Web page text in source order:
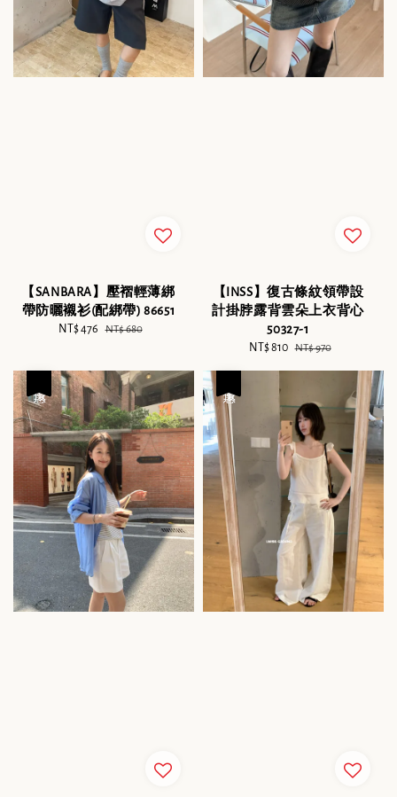
【SANBARA】壓褶輕薄綁
帶防曬襯衫(配綁帶) 86651
Sale
NT$ 476
Regular
NT$ 680
【INSS】復古條紋領帶設
計掛脖露背雲朵上衣背心
50327-1
Sale
NT$ 810 Regular
NT$ 970